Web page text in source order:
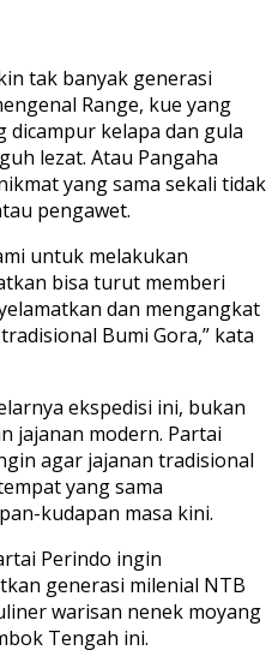
tak banyak generasi
Range, kue yang
dicampur kelapa dan gula
lezat. Atau Pangaha
yang sama sekali tidak
pengawet.
untuk melakukan
bisa turut memberi
dan mengangkat
Bumi Gora,” kata
ekspedisi ini, bukan
jajanan modern. Partai
agar jajanan tradisional
yang sama
kudapan masa kini.
Perindo ingin
generasi milenial NTB
warisan nenek moyang
Tengah ini.